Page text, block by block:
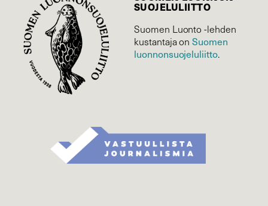
SUOJELU­LIITTO
Suomen Luonto -lehden
kustantaja onSuomen
luonnonsuojelu­liitto.